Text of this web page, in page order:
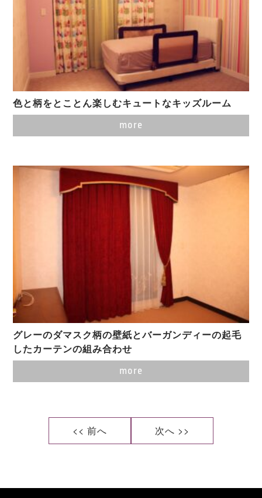
色と柄をとことん楽しむキュートなキッズルーム
more
グレーのダマスク柄の壁紙とバーガンディーの起毛
したカーテンの組み合わせ
more
<< 前へ 次へ >>